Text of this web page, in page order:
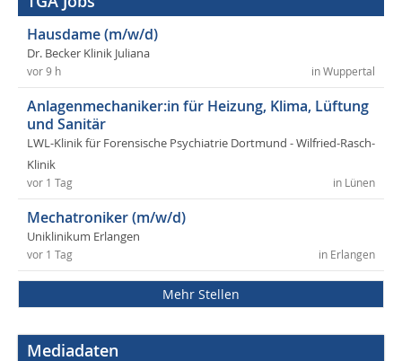
Hausdame (m/w/d)
Dr. Becker Klinik Juliana
in Wuppertal
vor 9 h
Anlagenmechaniker:in für Heizung, Klima, Lüftung
und Sanitär
LWL-Klinik für Forensische Psychiatrie Dortmund - Wilfried-Rasch-
Klinik
in Lünen
vor 1 Tag
Mechatroniker (m/w/d)
Uniklinikum Erlangen
in Erlangen
vor 1 Tag
Mehr Stellen
Mediadaten